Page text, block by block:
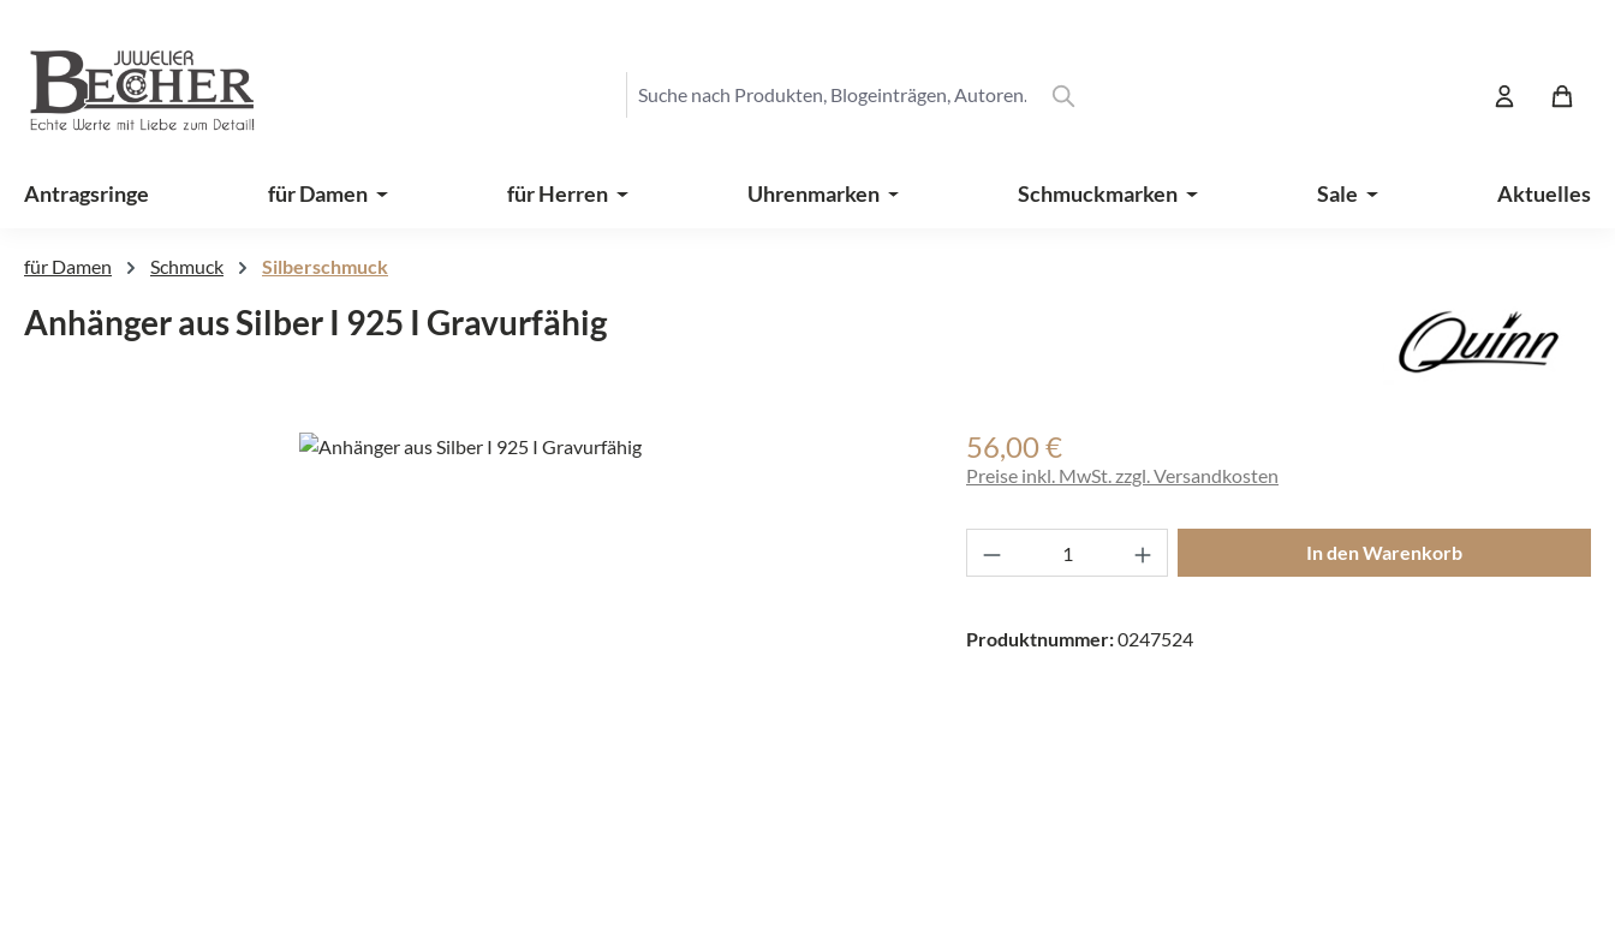
Antragsringe für Damen für Herren Uhrenmarken Schmuckmarken Sale Aktuelles
für Damen Schmuck Silberschmuck
Anhänger aus Silber I 925 I Gravurfähig
Regulärer Preis:
56,00 €
Preise inkl. MwSt. zzgl. Versandkosten
Produkt Anzahl: Gib den gewünschten Wert ein
In den Warenkorb
Produktnummer:0247524